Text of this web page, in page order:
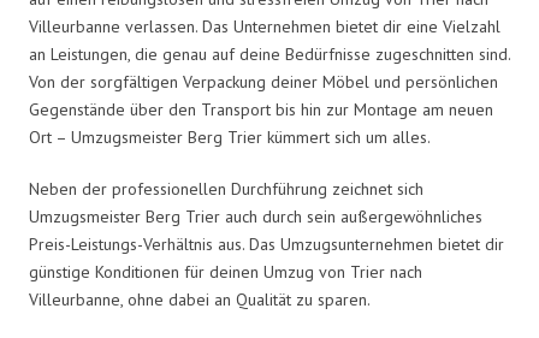
Villeurbanne verlassen. Das Unternehmen bietet dir eine Vielzahl
an Leistungen, die genau auf deine Bedürfnisse zugeschnitten sind.
Von der sorgfältigen Verpackung deiner Möbel und persönlichen
Gegenstände über den Transport bis hin zur Montage am neuen
Ort – Umzugsmeister Berg Trier kümmert sich um alles.
Neben der professionellen Durchführung zeichnet sich
Umzugsmeister Berg Trier auch durch sein außergewöhnliches
Preis-Leistungs-Verhältnis aus. Das Umzugsunternehmen bietet dir
günstige Konditionen für deinen Umzug von Trier nach
Villeurbanne, ohne dabei an Qualität zu sparen.